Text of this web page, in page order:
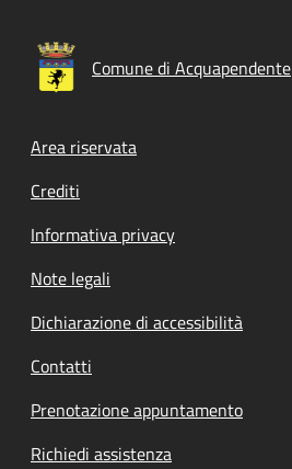
Comune di Acquapendente
Footer menu
Area riservata
Crediti
Informativa privacy
Note legali
Dichiarazione di accessibilità
Contatti
Prenotazione appuntamento
Richiedi assistenza